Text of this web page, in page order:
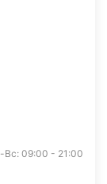
Вс: 09:00 - 21:00